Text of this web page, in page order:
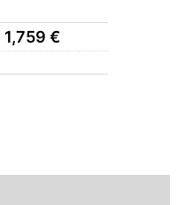
1,759 €